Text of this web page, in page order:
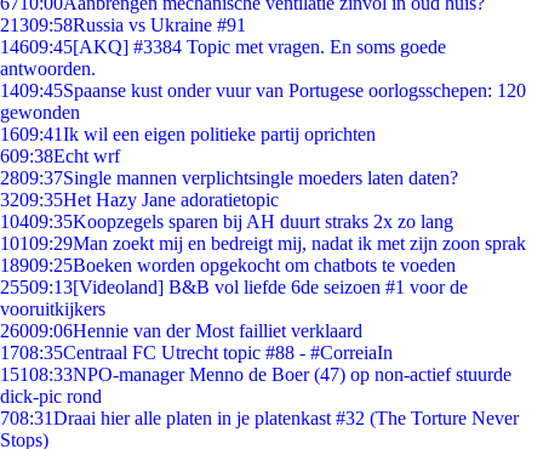
21309:58Russia vs Ukraine #91
14609:45[AKQ] #3384 Topic met vragen. En soms goede
antwoorden.
1409:45Spaanse kust onder vuur van Portugese oorlogsschepen: 120
gewonden
1609:41Ik wil een eigen politieke partij oprichten
609:38Echt wrf
2809:37Single mannen verplichtsingle moeders laten daten?
3209:35Het Hazy Jane adoratietopic
10409:35Koopzegels sparen bij AH duurt straks 2x zo lang
10109:29Man zoekt mij en bedreigt mij, nadat ik met zijn zoon sprak
18909:25Boeken worden opgekocht om chatbots te voeden
25509:13[Videoland] B&B vol liefde 6de seizoen #1 voor de
vooruitkijkers
26009:06Hennie van der Most failliet verklaard
1708:35Centraal FC Utrecht topic #88 - #CorreiaIn
15108:33NPO-manager Menno de Boer (47) op non-actief stuurde
dick-pic rond
708:31Draai hier alle platen in je platenkast #32 (The Torture Never
Stops)